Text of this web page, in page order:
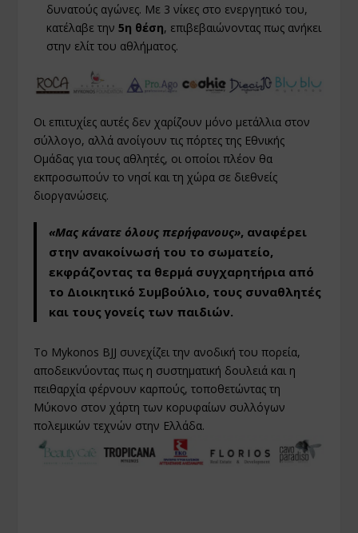
δυνατούς αγώνες. Με 3 νίκες στο ενεργητικό του,
κατέλαβε την5η θέση, επιβεβαιώνοντας πως ανήκει
στην ελίτ του αθλήματος.
Οι επιτυχίες αυτές δεν χαρίζουν μόνο μετάλλια στον
σύλλογο, αλλά ανοίγουν τις πόρτες της Εθνικής
Ομάδας για τους αθλητές, οι οποίοι πλέον θα
εκπροσωπούν το νησί και τη χώρα σε διεθνείς
διοργανώσεις.
«Μας κάνατε όλους περήφανους», αναφέρει
στην ανακοίνωσή του το σωματείο,
εκφράζοντας τα θερμά συγχαρητήρια από
το Διοικητικό Συμβούλιο, τους συναθλητές
και τους γονείς των παιδιών.
Το Mykonos BJJ συνεχίζει την ανοδική του πορεία,
αποδεικνύοντας πως η συστηματική δουλειά και η
πειθαρχία φέρνουν καρπούς, τοποθετώντας τη
Μύκονο στον χάρτη των κορυφαίων συλλόγων
πολεμικών τεχνών στην Ελλάδα.